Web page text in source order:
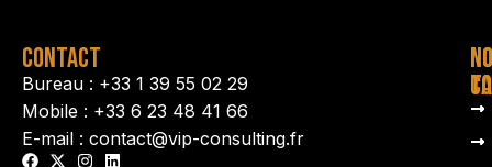
CONTACT
Bureau : +33 1 39 55 02 29
Mobile : +33 6 23 48 41 66
E-mail : contact@vip-consulting.fr